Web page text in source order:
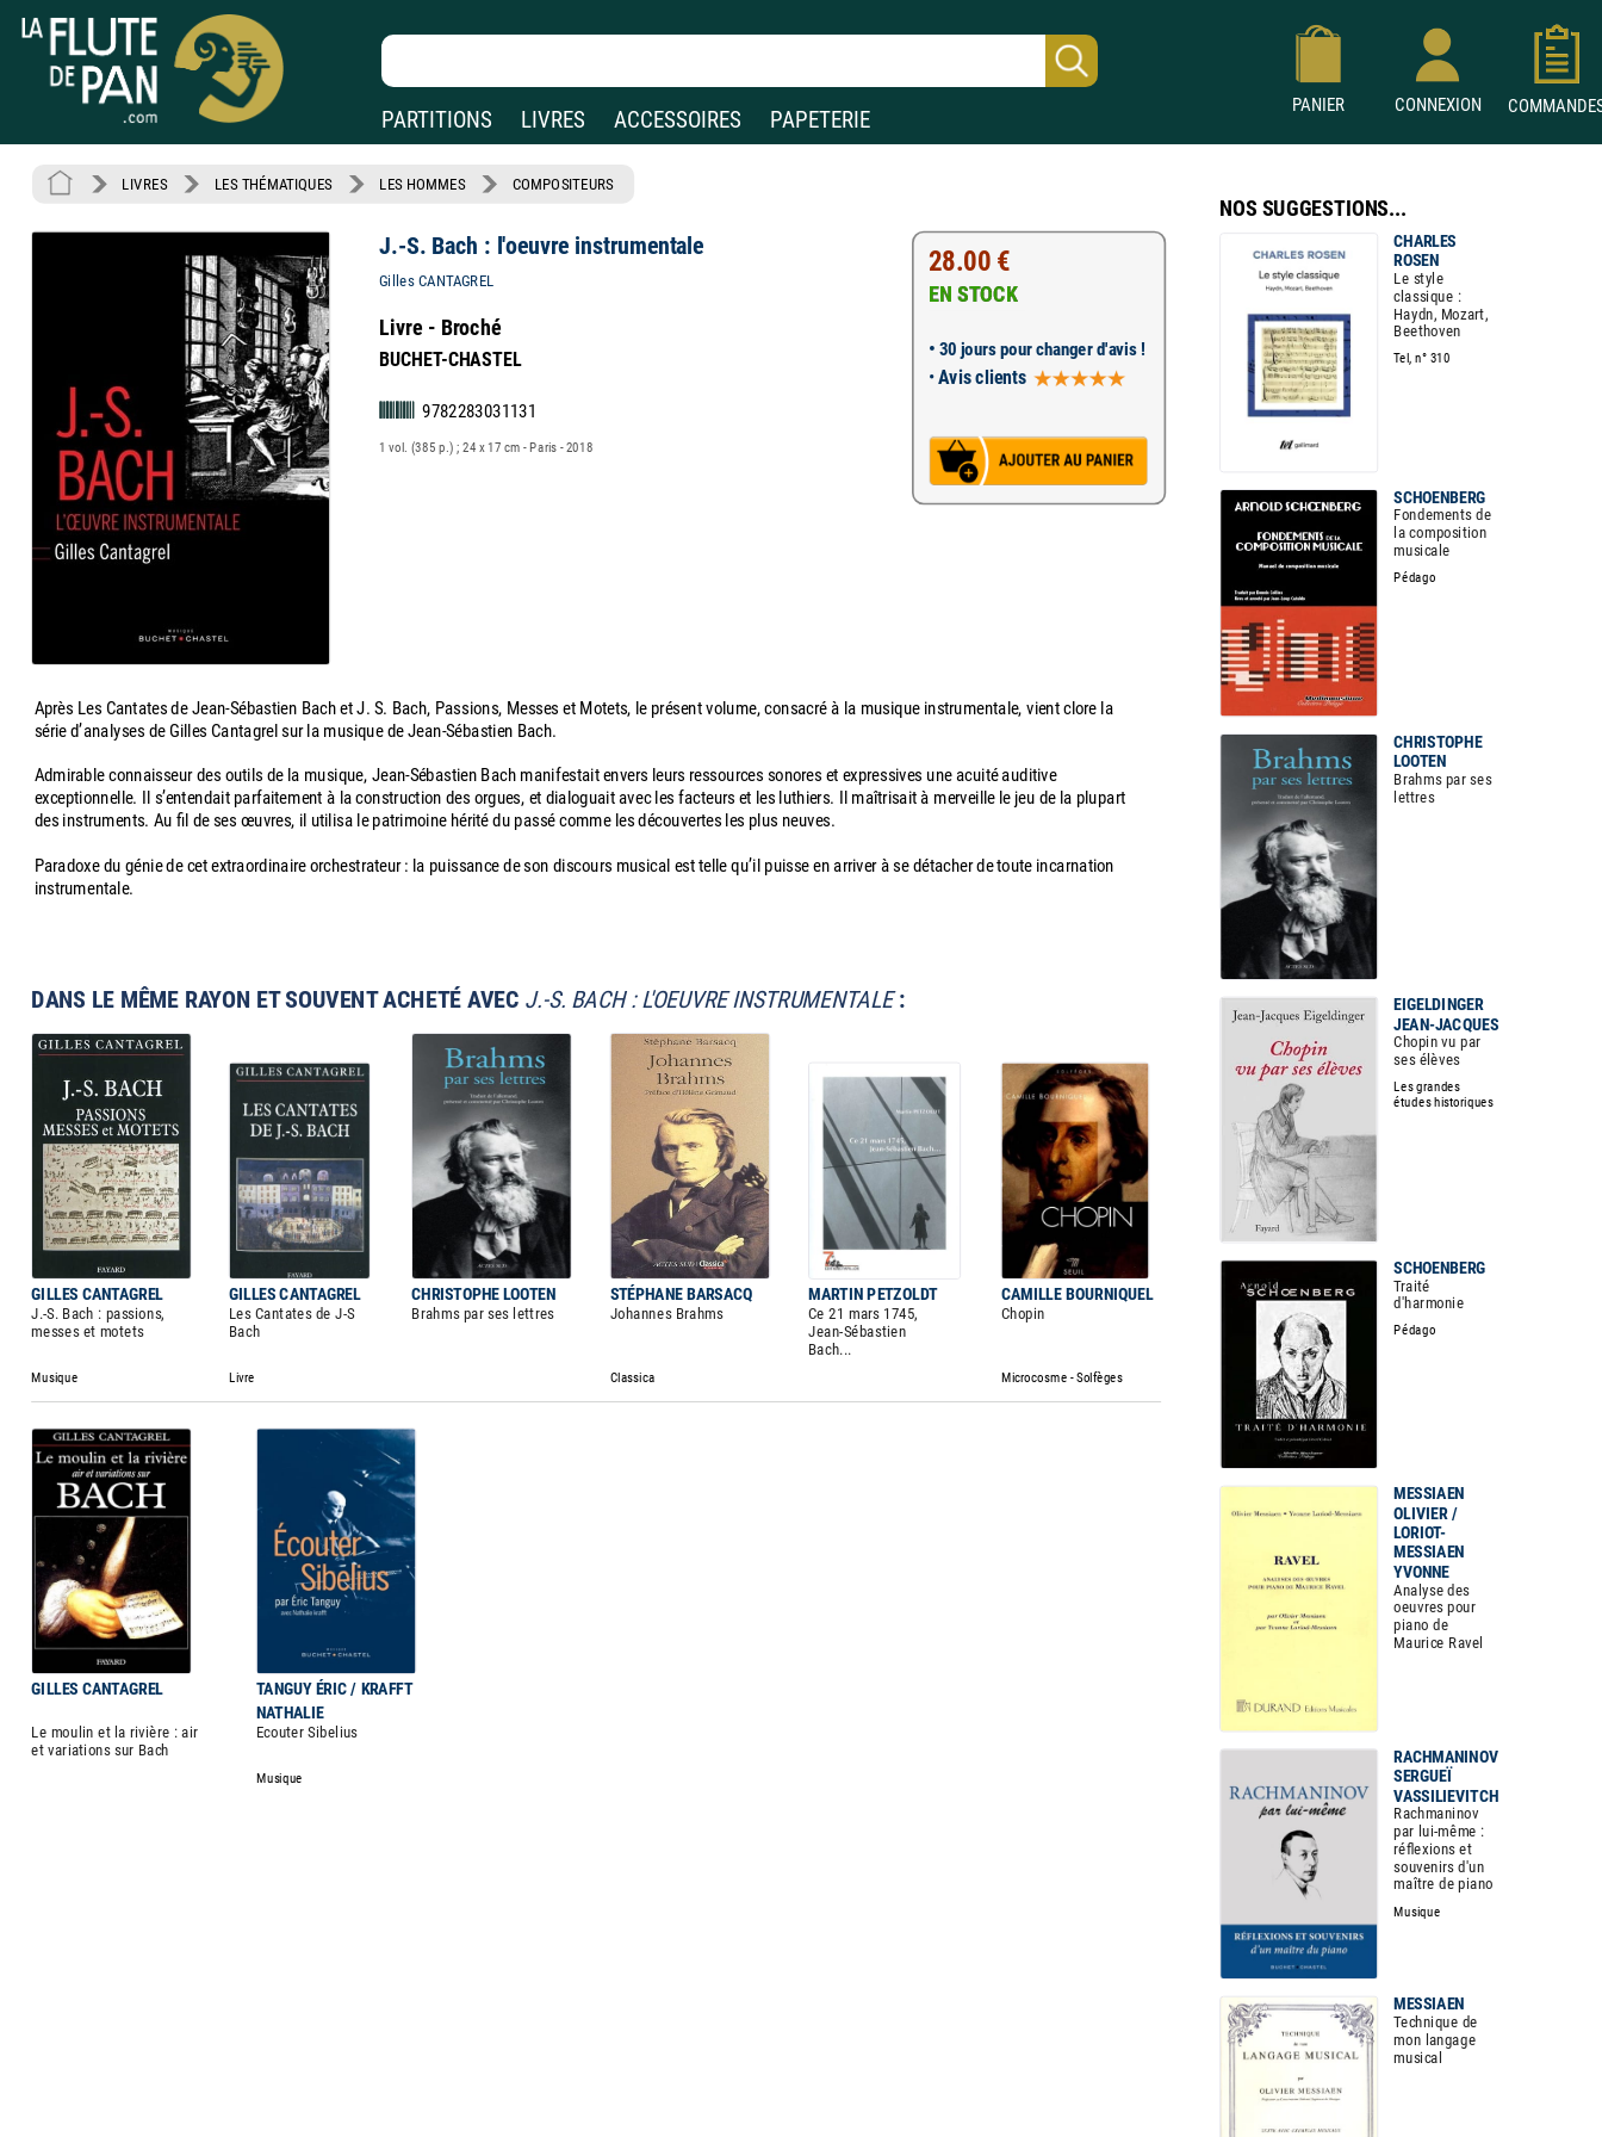
PARTITIONS LIVRES ACCESSOIRES PAPETERIE
PANIER CONNEXION
LIVRES LES THÉMATIQUES LES HOMMES COMPOSITEURS
J.-S. Bach : l'oeuvre instrumentale
Gilles CANTAGREL
Livre - Broché
BUCHET-CHASTEL
9782283031131
1 vol. (385 p.) ; 24 x 17 cm - Paris - 2018
28.00 €
EN STOCK
• 30 jours pour changer d'avis !
•Avis clients
Après Les Cantates de Jean-Sébastien Bach et J. S. Bach, Passions, Messes et Motets, le présent volume, consacré à la musique instrumentale, vient clore la
série d’analyses de Gilles Cantagrel sur la musique de Jean-Sébastien Bach.
Admirable connaisseur des outils de la musique, Jean-Sébastien Bach manifestait envers leurs ressources sonores et expressives une acuité auditive
exceptionnelle. Il s’entendait parfaitement à la construction des orgues, et dialoguait avec les facteurs et les luthiers. Il maîtrisait à merveille le jeu de la plupart
des instruments. Au fil de ses œuvres, il utilisa le patrimoine hérité du passé comme les découvertes les plus neuves.
Paradoxe du génie de cet extraordinaire orchestrateur : la puissance de son discours musical est telle qu’il puisse en arriver à se détacher de toute incarnation
instrumentale.
DANS LE MÊME RAYON ET SOUVENT ACHETÉ AVEC J.-S. BACH : L'OEUVRE INSTRUMENTALE:
GILLES CANTAGREL GILLES CANTAGREL CHRISTOPHE LOOTEN STÉPHANE BARSACQ MARTIN PETZOLDT CAMILLE BOURNIQUEL
J.-S. Bach : passions,
messes et motets
Les Cantates de J-S
Bach
Brahms par ses lettres Johannes Brahms Ce 21 mars 1745,
Jean-Sébastien
Bach...
Chopin
Musique Livre Classica Microcosme - Solfèges
GILLES CANTAGREL TANGUY ÉRIC / KRAFFT
NATHALIE
Le moulin et la rivière : air
et variations sur Bach
Ecouter Sibelius
Musique
NOS SUGGESTIONS...
CHARLES
ROSEN
Le style
classique :
Haydn, Mozart,
Beethoven
Tel, n° 310
SCHOENBERG
Fondements de
la composition
musicale
Pédago
CHRISTOPHE
LOOTEN
Brahms par ses
lettres
EIGELDINGER
JEAN-JACQUES
Chopin vu par
ses élèves
Les grandes
études historiques
SCHOENBERG
Traité
d'harmonie
Pédago
MESSIAEN
OLIVIER /
LORIOT-
MESSIAEN
YVONNE
Analyse des
oeuvres pour
piano de
Maurice Ravel
RACHMANINOV
SERGUEÏ
VASSILIEVITCH
Rachmaninov
par lui-même :
réflexions et
souvenirs d'un
maître de piano
Musique
MESSIAEN
Technique de
mon langage
musical